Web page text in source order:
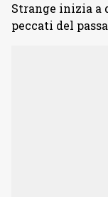
Strange inizia a
peccati del